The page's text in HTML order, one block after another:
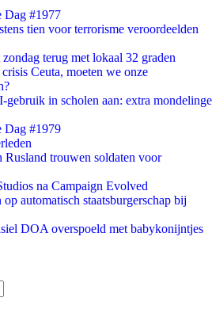
Dag #1977
tien voor terrorisme veroordeelden
terug met lokaal 32 graden
Ceuta, moeten we onze
gebruik in scholen aan: extra mondelinge
Dag #1979
trouwen soldaten voor
na Campaign Evolved
automatisch staatsburgerschap bij
DOA overspoeld met babykonijntjes